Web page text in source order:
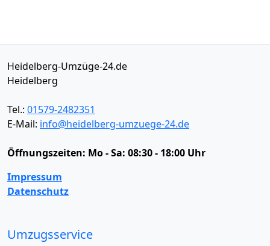
Heidelberg-Umzüge-24.de
Heidelberg
Tel.: 01579-2482351
E-Mail: info@heidelberg-umzuege-24.de
Öffnungszeiten: Mo - Sa: 08:30 - 18:00 Uhr
Impressum
Datenschutz
Umzugsservice